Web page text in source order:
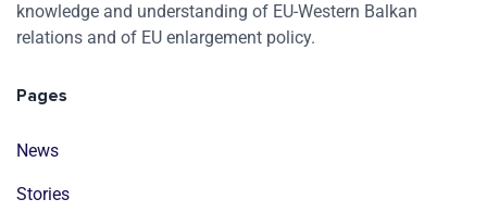
knowledge and understanding of EU-Western Balkan
relations and of EU enlargement policy.
Pages
News
Stories